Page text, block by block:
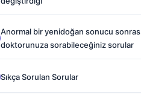
Anormal bir yenidoğan sonucu
doktorunuza sorabileceğiniz sorular
Sıkça Sorulan Sorular